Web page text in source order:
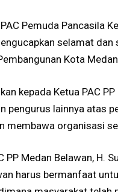
Pemuda Pancasila
selamat
Kota
kepada Ketua PAC
pengurus lainnya atas
membawa organisasi
PP Medan Belawan, H.
harus bermanfaat